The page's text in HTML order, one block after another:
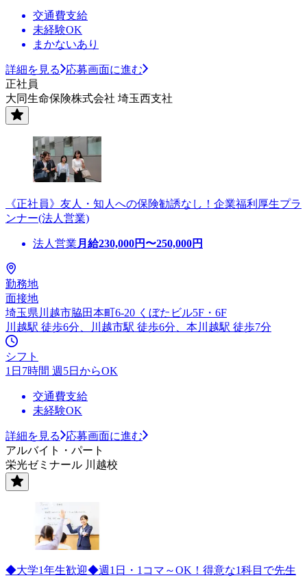
交通費支給
未経験OK
まかないあり
詳細を見る
応募画面に進む
正社員
大同生命保険株式会社 埼玉西支社
《正社員》友人・知人への保険勧誘なし！企業福利厚生プラ
ンナー(法人営業)
法人営業 月給230,000円〜250,000円
勤務地
面接地
埼玉県川越市脇田本町6-20 くぼたビル5F・6F
川越駅 徒歩6分、川越市駅 徒歩6分、本川越駅 徒歩7分
シフト
1日7時間 週5日からOK
交通費支給
未経験OK
詳細を見る
応募画面に進む
アルバイト・パート
栄光ゼミナール 川越校
◆大学1年生歓迎◆週1日・1コマ～OK！得意な1科目で先生